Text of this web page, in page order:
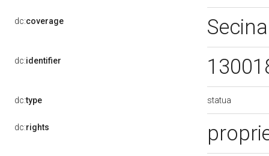
dc:coverage
dc:identifier
dc:type statua
dc:rights